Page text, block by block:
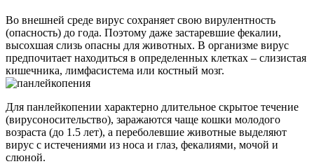
Во внешней среде вирус сохраняет свою вирулентность
(опасность) до года. Поэтому даже застаревшие фекалии,
высохшая слизь опасны для животных. В организме вирус
предпочитает находиться в определенных клетках – слизистая
кишечника, лимфасистема или костный мозг.
Для панлейкопении характерно длительное скрытое течение
(вирусоносительство), заражаются чаще кошки молодого
возраста (до 1.5 лет), а переболевшие животные выделяют
вирус с истечениями из носа и глаз, фекалиями, мочой и
слюной.